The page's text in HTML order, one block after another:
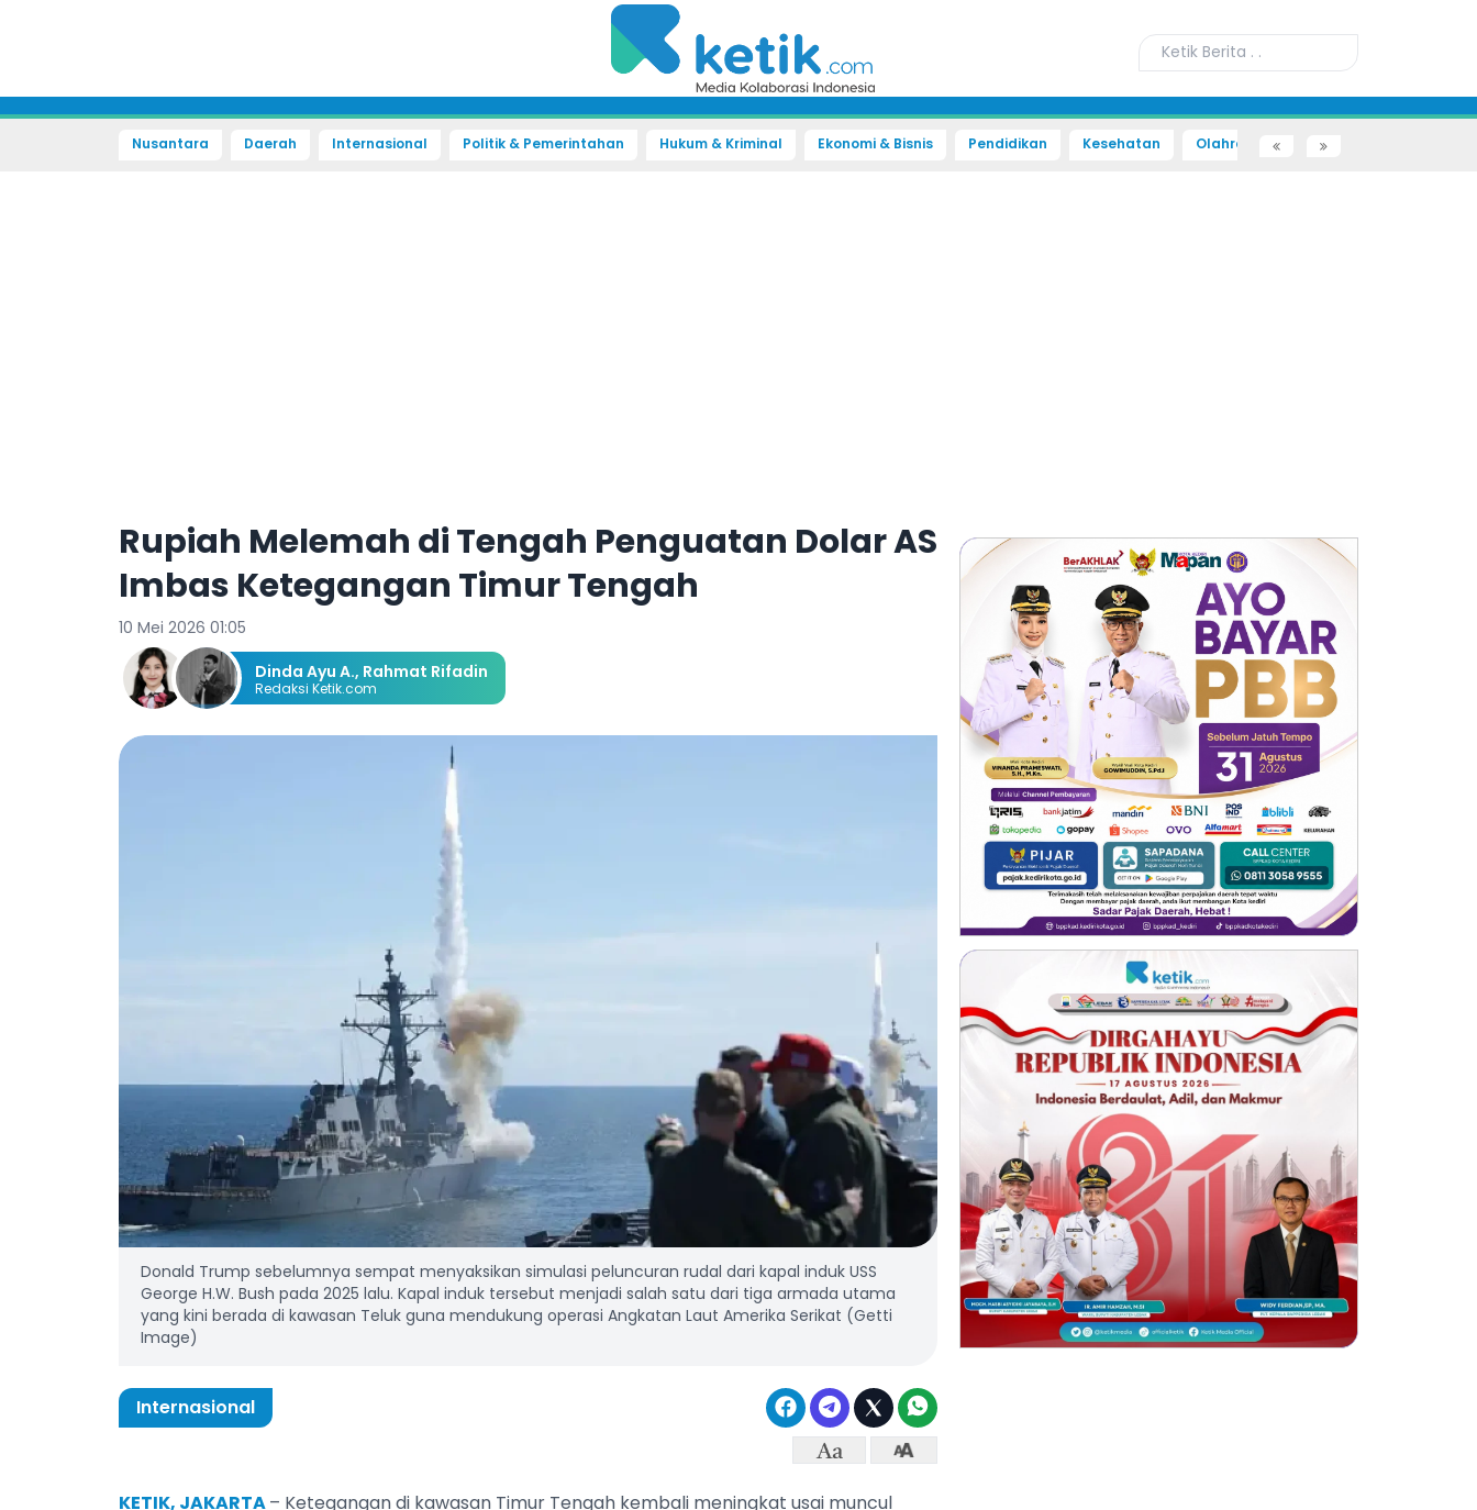
Nusantara Daerah Internasional Politik & Pemerintahan Hukum & Kriminal Ekonomi & Bisnis Pendidikan Kesehatan Olahraga Sains dan Teknologi
Rupiah Melemah di Tengah Penguatan Dolar AS
Imbas Ketegangan Timur Tengah
10 Mei 2026 01:05
Dinda Ayu A., Rahmat Rifadin
Redaksi Ketik.com
Donald Trump sebelumnya sempat menyaksikan simulasi peluncuran rudal dari kapal induk USS
George H.W. Bush pada 2025 lalu. Kapal induk tersebut menjadi salah satu dari tiga armada utama
yang kini berada di kawasan Teluk guna mendukung operasi Angkatan Laut Amerika Serikat (Getti
Image)
Internasional
KETIK, JAKARTA– Ketegangan di kawasan Timur Tengah kembali meningkat usai muncul